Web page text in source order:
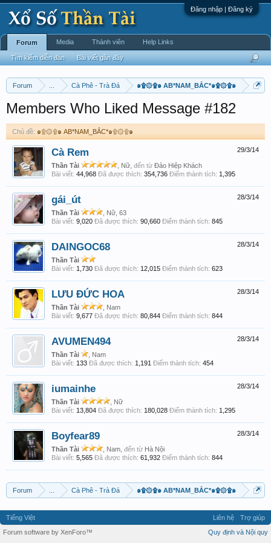
Đăng nhập | Đăng ký
Forum Cà Phê - Trà Đá ๑۩۞۩๑ AB*NAM_BẮC*๑۩۞۩๑
Members Who Liked Message #182
Chủ đề: ๑۩۞۩๑ AB*NAM_BẮC*๑۩۞۩๑
29/3/14
Cà Rem
Thần Tài , Nữ, đến từ Đảo Hiệp Khách
Bài viết: 44,968 Đã được thích: 354,736 Điểm thành tích: 1,395
28/3/14
gái_út
Thần Tài
, Nữ, 63
Bài viết: 9,020 Đã được thích: 90,660 Điểm thành tích: 845
28/3/14
DAINGOC68
Thần Tài
Bài viết: 1,730 Đã được thích: 12,015 Điểm thành tích: 623
28/3/14
LƯU ĐỨC HOA
Thần Tài
, Nam
Bài viết: 9,677 Đã được thích: 80,844 Điểm thành tích: 844
28/3/14
AVUMEN494
Thần Tài
, Nam
Bài viết: 133 Đã được thích: 1,191 Điểm thành tích: 454
28/3/14
iumainhe
Thần Tài
, Nữ
Bài viết: 13,804 Đã được thích: 180,028 Điểm thành tích: 1,295
28/3/14
Boyfear89
Thần Tài , Nam, đến từ Hà Nội
Bài viết: 5,565 Đã được thích: 61,932 Điểm thành tích: 844
Forum Cà Phê - Trà Đá ๑۩۞۩๑ AB*NAM_BẮC*๑۩۞۩๑
Forum
Tìm kiếm diễn đàn Bài viết gần đây
Media Thành viên Help Links
Tiếng Việt Liên hệ
Trợ giúp
Quy định và Nội quy
Forum software by XenForo™